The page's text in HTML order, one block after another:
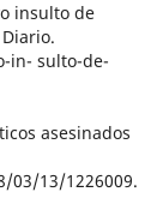
insulto de
in- sulto-de-
asesinados
03/13/1226009.